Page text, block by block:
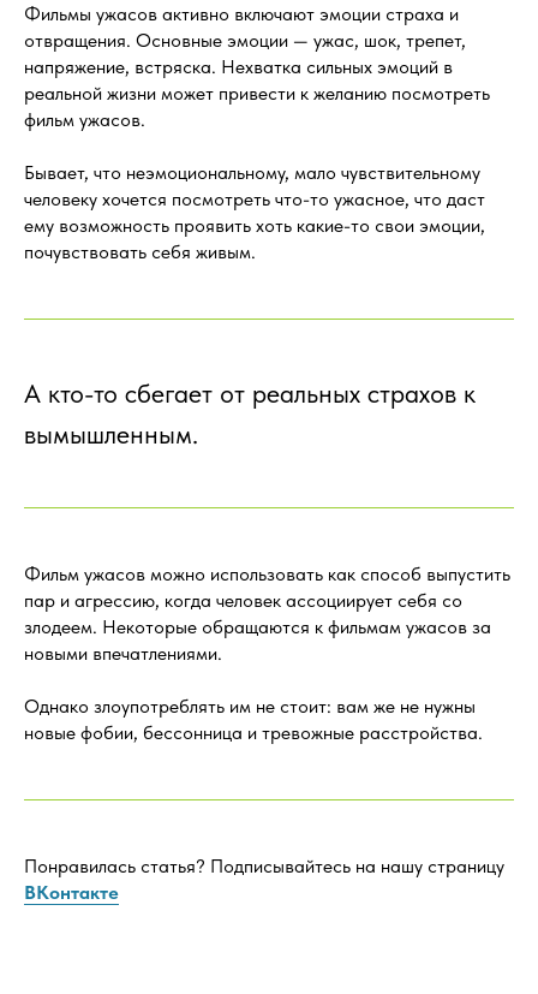
Фильмы ужасов активно включают эмоции страха и
отвращения. Основные эмоции — ужас, шок, трепет,
напряжение, встряска. Нехватка сильных эмоций в
реальной жизни может привести к желанию посмотреть
фильм ужасов.
Бывает, что неэмоциональному, мало чувствительному
человеку хочется посмотреть что-то ужасное, что даст
ему возможность проявить хоть какие-то свои эмоции,
почувствовать себя живым.
А кто-то сбегает от реальных страхов к
вымышленным.
Фильм ужасов можно использовать как способ выпустить
пар и агрессию, когда человек ассоциирует себя со
злодеем. Некоторые обращаются к фильмам ужасов за
новыми впечатлениями.
Однако злоупотреблять им не стоит: вам же не нужны
новые фобии, бессонница и тревожные расстройства.
Понравилась статья? Подписывайтесь на нашу страницу
ВКонтакте